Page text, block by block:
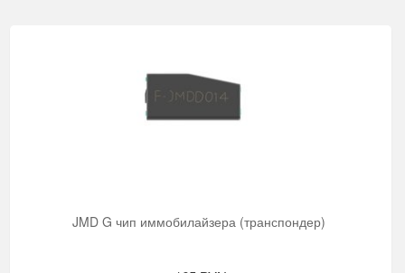
JMD G чип иммобилайзера (транспондер)